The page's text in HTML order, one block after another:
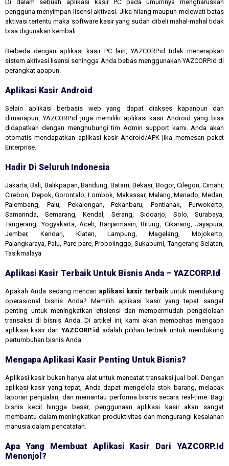
Di dalam sebuah aplikasi kasir PC pada umumnya mengharuskan
pengguna menyimpan lisensi aktivasi. Jika hilang maupun melewati batas
aktivasi tertentu maka software kasir yang sudah dibeli mahal-mahal tidak
bisa digunakan kembali.
Berbeda dengan aplikasi kasir PC lain, YAZCORP.id tidak menerapkan
sistem aktivasi lisensi sehingga Anda bebas menggunakan YAZCORP.id di
perangkat apapun.
Aplikasi Kasir Android
Selain aplikasi berbasis web yang dapat diakses kapanpun dan
dimanapun, YAZCORP.id juga memiliki aplikasi kasir Android yang bisa
didapatkan dengan menghubungi tim Admin support kami. Anda akan
otomatis mendapatkan aplikasi kasir Android/APK jika memesan paket
Enterprise.
Hadir Di Seluruh Indonesia
Jakarta, Bali, Balikpapan, Bandung, Batam, Bekasi, Bogor, Cilegon, Cimahi,
Cirebon, Depok, Gorontalo, Lombok, Makassar, Malang, Manado, Medan,
Palembang, Palu, Pekalongan, Pekanbaru, Pontianak, Purwokerto,
Samarinda, Semarang, Kendal, Serang, Sidoarjo, Solo, Surabaya,
Tangerang, Yogyakarta, Aceh, Banjarmasin, Bitung, Cikarang, Jayapura,
Jember, Kendari, Klaten, Lampung, Magelang, Mojokerto,
Palangkaraya, Palu, Pare-pare, Probolinggo, Sukabumi, Tangerang Selatan,
Tasikmalaya
Aplikasi Kasir Terbaik Untuk Bisnis Anda – YAZCORP.id
Apakah Anda sedang mencari aplikasi kasir terbaikuntuk mendukung
operasional bisnis Anda? Memilih aplikasi kasir yang tepat sangat
penting untuk meningkatkan efisiensi dan mempermudah pengelolaan
transaksi di bisnis Anda. Di artikel ini, kami akan membahas mengapa
aplikasi kasir dariYAZCORP.id adalah pilihan terbaik untuk mendukung
pertumbuhan bisnis Anda.
Mengapa Aplikasi Kasir Penting Untuk Bisnis?
Aplikasi kasir bukan hanya alat untuk mencatat transaksi jual beli. Dengan
aplikasi kasir yang tepat, Anda dapat mengelola stok barang, melacak
laporan penjualan, dan memantau performa bisnis secara real-time. Bagi
bisnis kecil hingga besar, penggunaan aplikasi kasir akan sangat
membantu dalam meningkatkan produktivitas dan mengurangi kesalahan
manusia dalam pencatatan.
Apa Yang Membuat Aplikasi Kasir Dari YAZCORP.id
Menonjol?